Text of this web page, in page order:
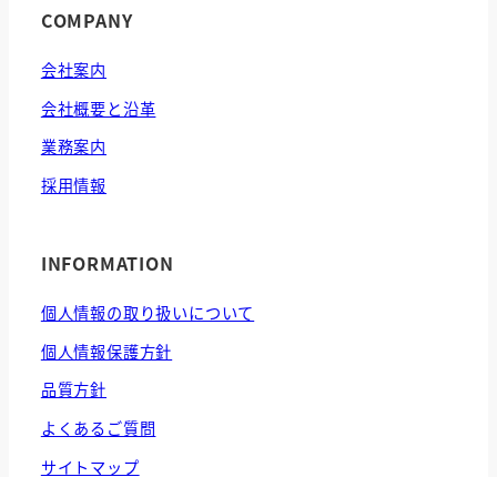
COMPANY
会社案内
会社概要と沿革
業務案内
採用情報
INFORMATION
個人情報の取り扱いについて
個人情報保護方針
品質方針
よくあるご質問
サイトマップ